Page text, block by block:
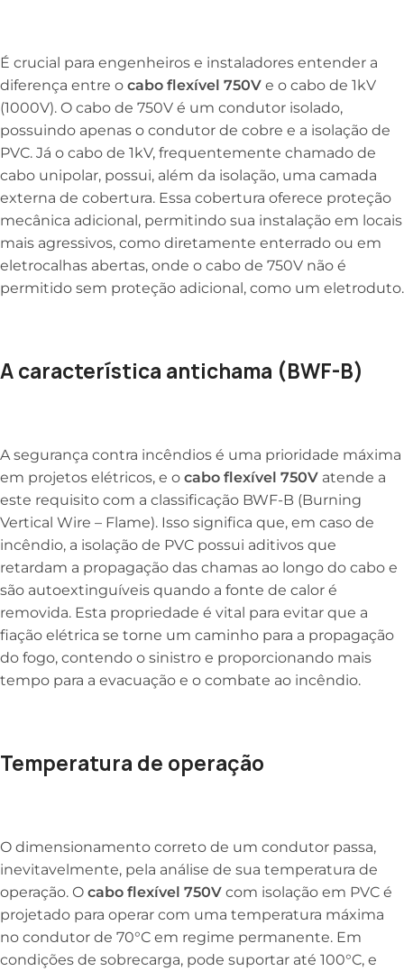
É crucial para engenheiros e instaladores entender a
diferença entre o cabo flexível 750V e o cabo de 1kV
(1000V). O cabo de 750V é um condutor isolado,
possuindo apenas o condutor de cobre e a isolação de
PVC. Já o cabo de 1kV, frequentemente chamado de
cabo unipolar, possui, além da isolação, uma camada
externa de cobertura. Essa cobertura oferece proteção
mecânica adicional, permitindo sua instalação em locais
mais agressivos, como diretamente enterrado ou em
eletrocalhas abertas, onde o cabo de 750V não é
permitido sem proteção adicional, como um eletroduto.
A característica antichama (BWF-B)
A segurança contra incêndios é uma prioridade máxima
em projetos elétricos, e o cabo flexível 750V atende a
este requisito com a classificação BWF-B (Burning
Vertical Wire – Flame). Isso significa que, em caso de
incêndio, a isolação de PVC possui aditivos que
retardam a propagação das chamas ao longo do cabo e
são autoextinguíveis quando a fonte de calor é
removida. Esta propriedade é vital para evitar que a
fiação elétrica se torne um caminho para a propagação
do fogo, contendo o sinistro e proporcionando mais
tempo para a evacuação e o combate ao incêndio.
Temperatura de operação
O dimensionamento correto de um condutor passa,
inevitavelmente, pela análise de sua temperatura de
operação. O cabo flexível 750V com isolação em PVC é
projetado para operar com uma temperatura máxima
no condutor de 70°C em regime permanente. Em
condições de sobrecarga, pode suportar até 100°C, e